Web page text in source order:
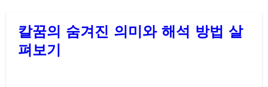
칼꿈의 숨겨진 의미와 해석 방법 살
펴보기